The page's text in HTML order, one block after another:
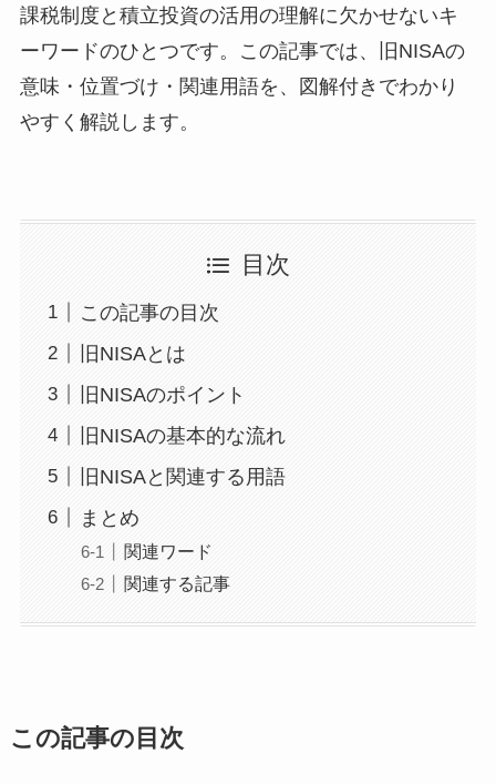
課税制度と積立投資の活用の理解に欠かせないキ
ーワードのひとつです。この記事では、旧NISAの
意味・位置づけ・関連用語を、図解付きでわかり
やすく解説します。
目次
この記事の目次
旧NISAとは
旧NISAのポイント
旧NISAの基本的な流れ
旧NISAと関連する用語
まとめ
関連ワード
関連する記事
この記事の目次